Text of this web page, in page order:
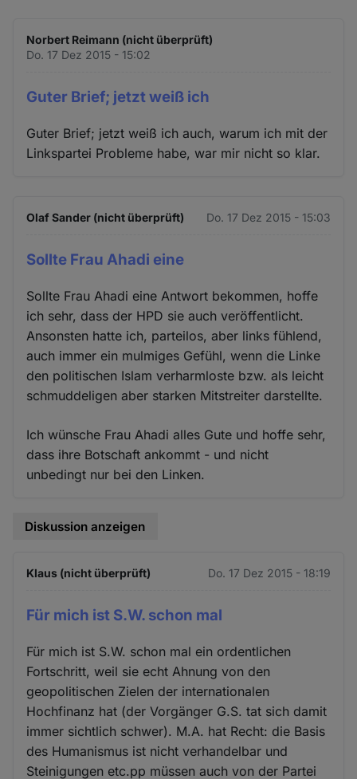
Norbert Reimann (nicht überprüft)
Do. 17 Dez 2015 - 15:02
Guter Brief; jetzt weiß ich
Guter Brief; jetzt weiß ich auch, warum ich mit der
Linkspartei Probleme habe, war mir nicht so klar.
Olaf Sander (nicht überprüft) Do. 17 Dez 2015 - 15:03
Sollte Frau Ahadi eine
Sollte Frau Ahadi eine Antwort bekommen, hoffe
ich sehr, dass der HPD sie auch veröffentlicht.
Ansonsten hatte ich, parteilos, aber links fühlend,
auch immer ein mulmiges Gefühl, wenn die Linke
den politischen Islam verharmloste bzw. als leicht
schmuddeligen aber starken Mitstreiter darstellte.
Ich wünsche Frau Ahadi alles Gute und hoffe sehr,
dass ihre Botschaft ankommt - und nicht
unbedingt nur bei den Linken.
Diskussion anzeigen
Klaus (nicht überprüft) Do. 17 Dez 2015 - 18:19
Für mich ist S.W. schon mal
Für mich ist S.W. schon mal ein ordentlichen
Fortschritt, weil sie echt Ahnung von den
geopolitischen Zielen der internationalen
Hochfinanz hat (der Vorgänger G.S. tat sich damit
immer sichtlich schwer). M.A. hat Recht: die Basis
des Humanismus ist nicht verhandelbar und
Steinigungen etc.pp müssen auch von der Partei